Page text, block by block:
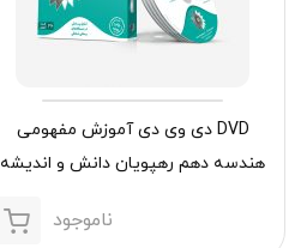
DVD دی وی دی آموزش مفهومی
هندسه دهم رهپویان دانش و اندیشه
ناموجود